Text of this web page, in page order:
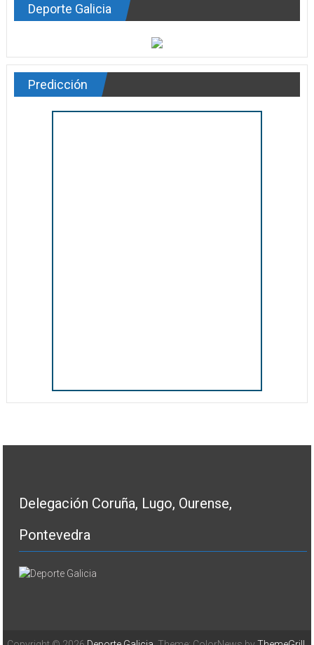
Deporte Galicia
Predicción
Delegación Coruña, Lugo, Ourense,
Pontevedra